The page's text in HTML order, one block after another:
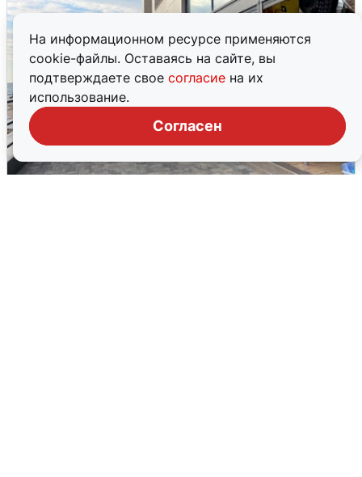
На информационном ресурсе применяются
cookie-файлы. Оставаясь на сайте, вы
подтверждаете свое согласие на их
использование.
Согласен